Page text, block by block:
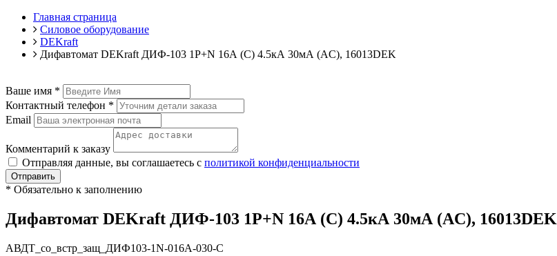
Главная страница
Силовое оборудование
DEKraft
Дифавтомат DEKraft ДИФ-103 1P+N 16А (C) 4.5кА 30мА (AC), 16013DEK
Ваше имя *
Контактный телефон *
Email
Комментарий к заказу
Отправляя данные, вы соглашаетесь с политикой конфиденциальности
Отправить
* Обязательно к заполнению
Дифавтомат DEKraft ДИФ-103 1P+N 16А (C) 4.5кА 30мА (AC), 16013DEK
АВДТ_со_встр_защ_ДИФ103-1N-016А-030-C